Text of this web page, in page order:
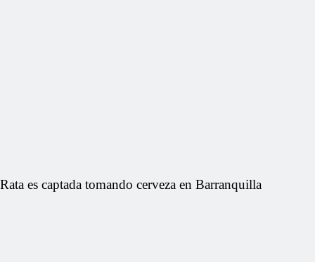
Rata es captada tomando cerveza en Barranquilla